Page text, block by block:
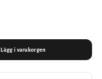
Lägg i varukorgen